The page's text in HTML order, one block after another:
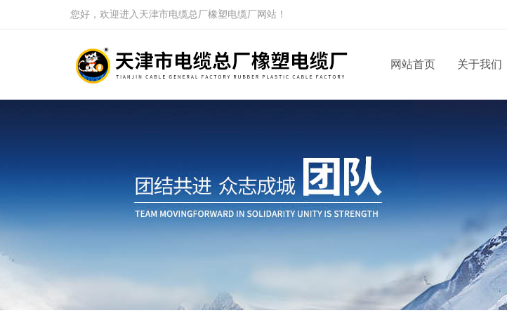
您好，欢迎进入天津市电缆总厂橡塑电缆厂网站！
网站首页 关于我们